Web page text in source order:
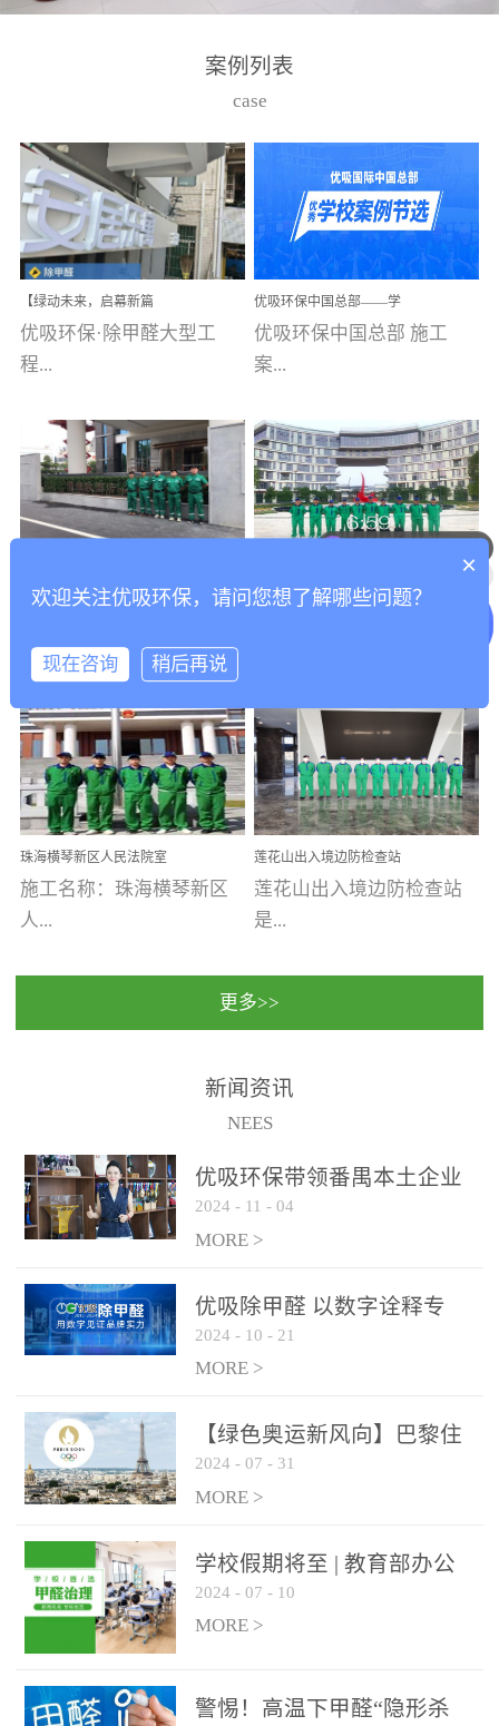
高技能的团队。汇聚了众
取得了多项产品技术专利
和多项国家版权局著作
权，获得高新技术企业称
号。生产优势自主生产自
给自足，优吸公司于2015
在广州番禺区成功建立产
品线生产基地，工厂拥有
自动化生产设备和成熟的
选择源头源材料、严控产
品质量，我们每一批的生
产产品都经过严格的质检
程序；生产车间为优吸总
部和全国分支机构生产光
触媒、净醛王、祛味剂等
求。资质优势团队优势分
支优势优吸环保是一棵正
茁壮成长的树，只要我们
人人都爱护她、珍惜她、
她将越来越枝繁叶茂，终
将会成为一棵参天大树！
优吸环保截止2020年拥有
全国600家网点分支机构。
案例列表
case
【绿动未来，启幕新篇
章】优吸环保中标深圳安
居乐寓，超大型工装室内
空气治理项目顺利启航，
优吸环保·除甲醛大型工
程...
案例【深圳安居乐寓】室
内空气治理项目深圳安居
乐寓 深圳市安居乐寓
优吸环保中国总部——学
校施工案例(节选)
优吸环保中国总部 施工
案...
例(学校工装节选)广州南沙
小学(珠江湾校区)项目地
址：广州市南沙区海滨路
禾...
标杆——优吸环保·标杆之
优吸环保·除甲醛工程案
例...
【东莞美豪雅致酒店】室
内空气治理项目东莞美豪
雅致酒店 东莞美豪雅
致酒店是为中高端人士...
甲醛项目圆满完成
工程案例名称：香港科技
学广州校区室内空气治
理 工程案例地址：广
州南沙区·香港科技大学(广
州)校区 工程案...
珠海横琴新区人民法院室
内除甲醛空气治理项目
施工名称：珠海横琴新区
人...
民法院室内除甲醛空气治
保施工日期：2020年1月珠
莲花山出入境边防检查站
室内除甲醛空气治理项目
莲花山出入境边防检查站
是...
国家通过设在对外开放口
（及各出入境边防检查
更多>>
新闻资讯
NEES
优吸环保带领番禺本​土企业
勇敢破局向“新”
2024 - 11 - 04
MORE >
优吸除甲醛 以数字诠释专
业，尽显除醛品牌实力！
2024 - 10 - 21
MORE >
【绿色奥运新风向】巴黎住
宿风波：优吸环保共建健康
绿色家居
2024 - 07 - 31
MORE >
学校假期将至 | 教育部办公
厅关于加强学校新建校舍室
内空气质量管理通知
2024 - 07 - 10
MORE >
警惕！高温下甲醛“隐形杀
现在有优惠活动吗
×
欢迎关注优吸环保，请问您想了解哪些问题？
现在咨询 稍后再说